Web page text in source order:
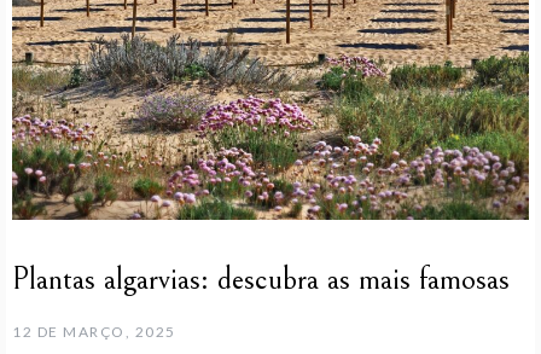
Plantas algarvias: descubra as mais famosas
12 DE MARÇO, 2025